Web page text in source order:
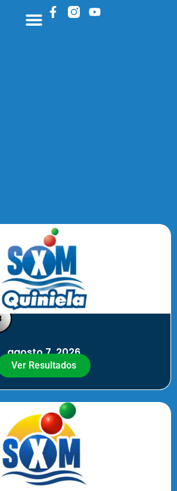
SXM - Medio Día
agosto 7, 2026
Ver Resultados
Medio día - Pick 3 Pick 4